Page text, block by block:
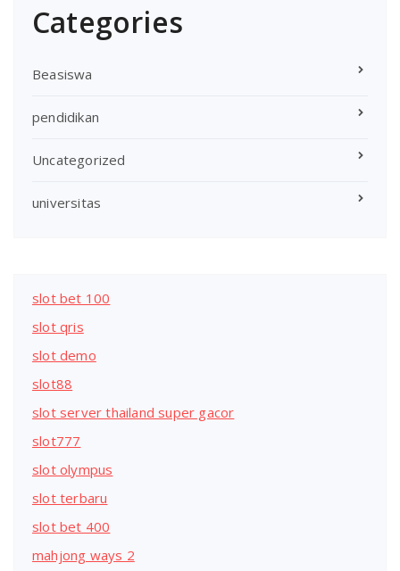
Categories
Beasiswa
pendidikan
Uncategorized
universitas
slot bet 100
slot qris
slot demo
slot88
slot server thailand super gacor
slot777
slot olympus
slot terbaru
slot bet 400
mahjong ways 2